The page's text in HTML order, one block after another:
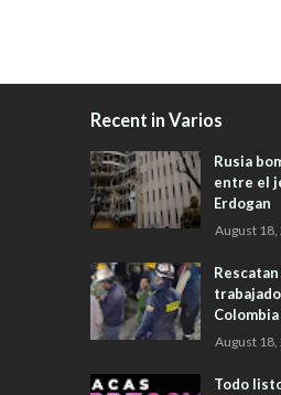
Recent in Varios
Rusia
entre el
Erdogan
August 18,
Colombia
August 18,
Todo